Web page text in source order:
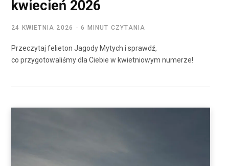
kwiecień 2026
24 KWIETNIA 2026 6 MINUT CZYTANIA
Przeczytaj felieton Jagody Mytych i sprawdź,
co przygotowaliśmy dla Ciebie w kwietniowym numerze!